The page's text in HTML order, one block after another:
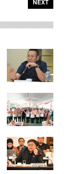
NEXT